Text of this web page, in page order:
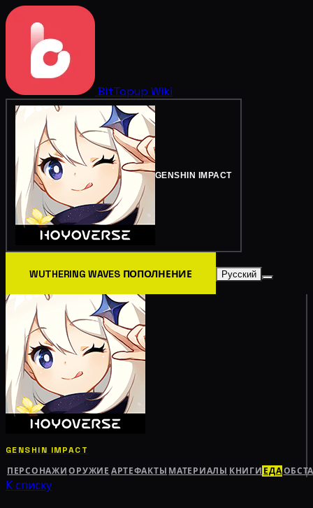
BitTopup Wiki
GENSHIN IMPACT
WUTHERING WAVES ПОПОЛНЕНИЕ Русский
GENSHIN IMPACT
ПЕРСОНАЖИ ОРУЖИЕ АРТЕФАКТЫ МАТЕРИАЛЫ КНИГИ ЕДА
К списку